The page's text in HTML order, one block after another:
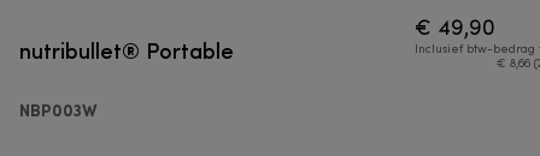
nutribullet® Portable
NBP003W
€ 49,90
Inclusief btw-bedrag
€ 8,66